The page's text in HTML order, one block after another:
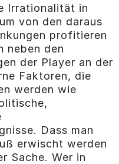
Irrationalität in
von den daraus
profitieren
neben den
der Player an der
Faktoren, die
werden wie
Dass man
erwischt werden
Sache. Wer in